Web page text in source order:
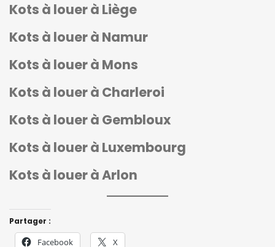
Kots à louer à Liège
Kots à louer à Namur
Kots à louer à Mons
Kots à louer à Charleroi
Kots à louer à Gembloux
Kots à louer à Luxembourg
Kots à louer à Arlon
Partager :
Facebook X